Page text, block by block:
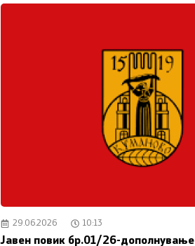
29.06.2026 10:13
Јавен повик бр.01/26-дополнување